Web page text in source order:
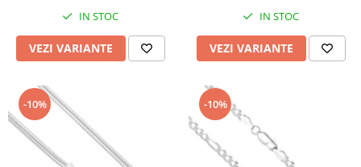
IN STOC
VEZI VARIANTE
IN STOC
VEZI VARIANTE
-10% -10%